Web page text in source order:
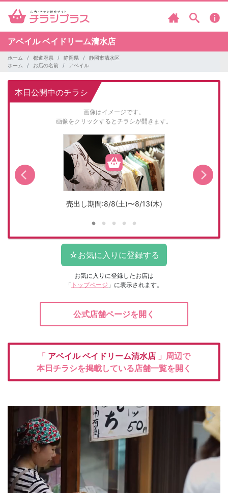
アベイルベイドリーム清水店
ホーム 都道府県 静岡県
静岡市清水区
ホーム
お店の名前 アベイル
本日公開中のチラシ
画像はイメージです。
画像をクリックするとチラシが開きます。
売出し期間:8/8(土)〜8/13(木)
お気に入りに登録したお店は
「 トップページ 」に表示されます。
公式店舗ページを開く
「 アベイルベイドリーム清水店 」周辺で
本日チラシを掲載している店舗一覧を開く